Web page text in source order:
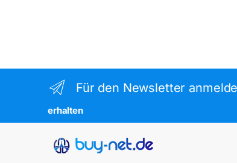
Für den Newsletter
erhalten